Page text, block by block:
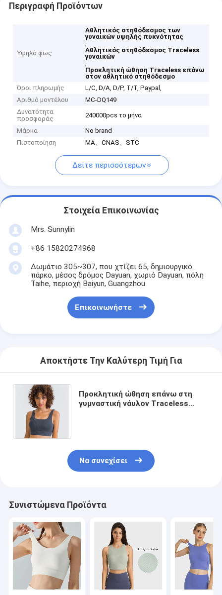
Περιγραφή Προϊόντων
Υψηλό φως
Αθλητικός στηθόδεσμος των
γυναικών υψηλής πυκνότητας
,
Αθλητικός στηθόδεσμος Traceless
γυναικών
,
Προκλητική ώθηση Traceless επάνω
στον αθλητικό στηθόδεσμο
Όροι πληρωμής
L/C, D/A, D/P, T/T, Paypal,
Αριθμό μοντέλου
MC-DQ149
Δυνατότητα
προσφοράς
240000pcs το μήνα
Μάρκα
No brand
Πιστοποίηση
MA、CNAS、STC
Δείτε περισσότερων
Στοιχεία Επικοινωνίας
Mrs. Sunnylin
+86 15820274968
Δωμάτιο 305~307, που χτίζει 65, δημιουργικό
πάρκο, μέσος δρόμος Dayuan, χωριό Dayuan, πόλη
Taihe, περιοχή Baiyun, Guangzhou
Επικοινωνήστε
Αποκτήστε Την Καλύτερη Τιμή Για
Προκλητική ώθηση επάνω στη
γυμναστική νάυλον Traceless
Να συνεχίσει
Συνιστώμενα Προϊόντα